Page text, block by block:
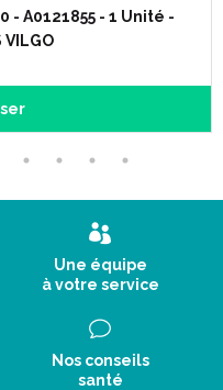
- A0121855 - 1 Unité -
VILGO
Une équipe
à votre service
Nos conseils
santé